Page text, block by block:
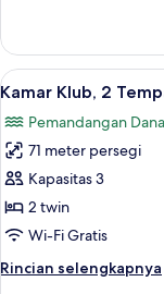
Kamar
Klub,
2
Tidur
Twin
Lihat
semua
foto
untuk
Kamar
Klub,
2
Tidur
2
Kamar Klub, 2
Pemandangan
71 meter persegi
Kapasitas 3
2 twin
Wi-Fi Gratis
Rincian selengkapnya
Rincian